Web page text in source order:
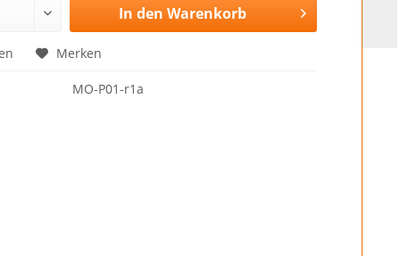
In den Warenkorb
Merken
MO-P01-r1a